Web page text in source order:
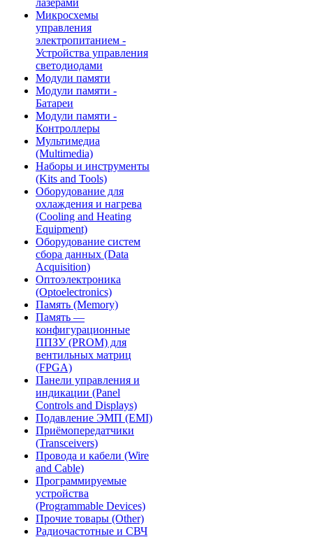
лазерами
Микросхемы
управления
электропитанием -
Устройства управления
светодиодами
Модули памяти
Модули памяти -
Батареи
Модули памяти -
Контроллеры
Мультимедиа
(Multimedia)
Наборы и инструменты
(Kits and Tools)
Оборудование для
охлаждения и нагрева
(Cooling and Heating
Equipment)
Оборудование систем
сбора данных (Data
Acquisition)
Оптоэлектроника
(Optoelectronics)
Память (Memory)
Память —
конфигурационные
ППЗУ (PROM) для
вентильных матриц
(FPGA)
Панели управления и
индикации (Panel
Controls and Displays)
Подавление ЭМП (EMI)
Приёмопередатчики
(Transceivers)
Провода и кабели (Wire
and Cable)
Программируемые
устройства
(Programmable Devices)
Прочие товары (Other)
Радиочастотные и СВЧ